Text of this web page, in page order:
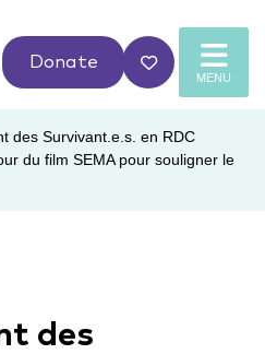
MENU
Donate
des Survivant.e.s. en RDC
du film SEMA pour souligner le
des